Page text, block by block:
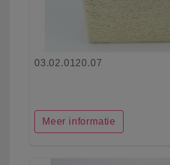
03.02.0120.07
Meer informatie